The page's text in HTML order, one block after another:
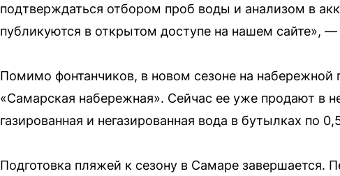
подтверждаться отбором проб воды и анализом в
публикуются в открытом доступе на нашем сайте»,
Помимо фонтанчиков, в новом сезоне на набережной
«Самарская набережная». Сейчас ее уже продают в
газированная и негазированная вода в бутылках по
Подготовка пляжей к сезону в Самаре завершается.